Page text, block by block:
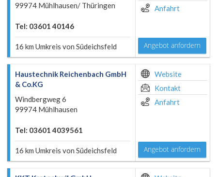
99974 Mühlhausen/ Thüringen
Tel: 03601 40146
16 km Umkreis von Südeichsfeld
Anfahrt
Angebot anfordern
Haustechnik Reichenbach GmbH
& Co.KG
Windbergweg 6
99974 Mühlhausen
Tel: 03601 4039561
16 km Umkreis von Südeichsfeld
Website
Kontakt
Anfahrt
Angebot anfordern